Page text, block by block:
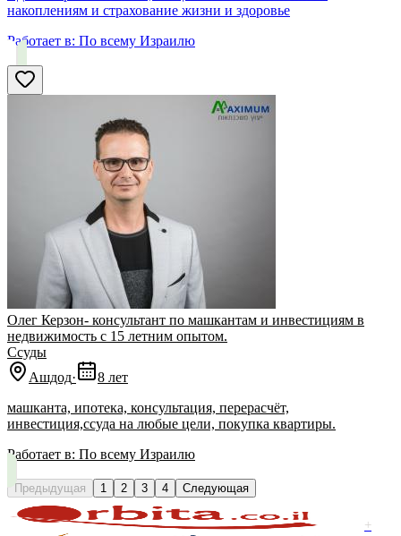
накоплениям и страхование жизни и здоровье
Работает в: По всему Израилю
Олег Керзон- консультант по машкантам и инвестициям в
недвижимость с 15 летним опытом.
Ссуды
Ашдод·
8 лет
машканта, ипотека, консультация, перерасчёт,
инвестиция,ссуда на любые цели, покупка квартиры.
Работает в: По всему Израилю
Предыдущая 1 2 3 4 Следующая
+